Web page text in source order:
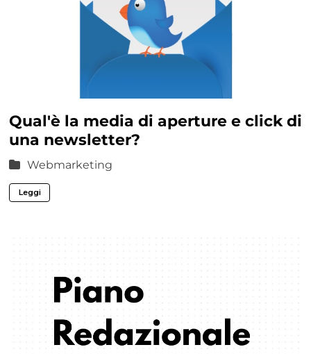
Qual'è la media di aperture e click di
una newsletter?
Webmarketing
Leggi